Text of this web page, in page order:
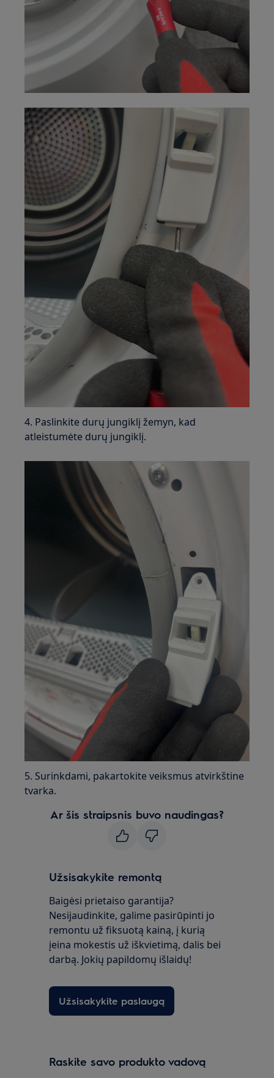
4. Paslinkite durų jungiklį žemyn, kad
atleistumėte durų jungiklį.
5. Surinkdami, pakartokite veiksmus atvirkštine
tvarka.
Ar šis straipsnis buvo naudingas?
Užsisakykite remontą
Baigėsi prietaiso garantija?
Nesijaudinkite, galime pasirūpinti jo
remontu už fiksuotą kainą, į kurią
įeina mokestis už iškvietimą, dalis bei
darbą. Jokių papildomų išlaidų!
Užsisakykite paslaugą
Raskite savo produkto vadovą